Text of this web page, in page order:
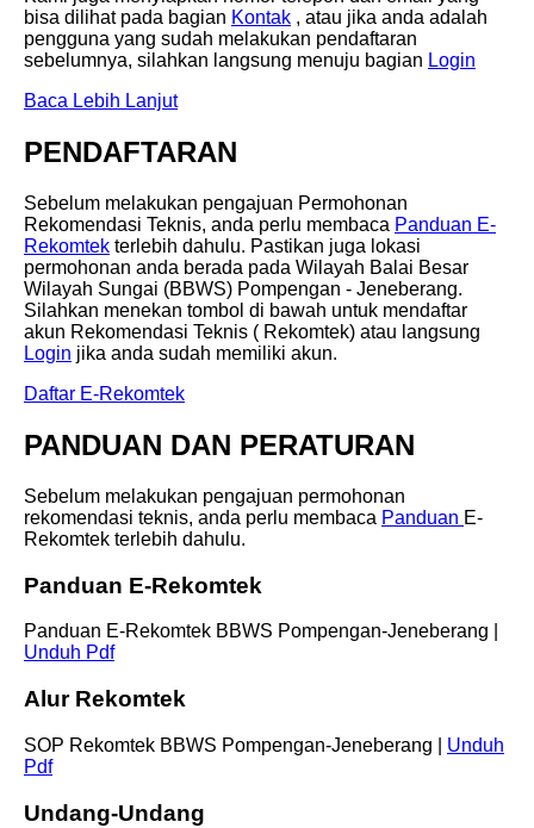
bisa dilihat pada bagian Kontak , atau jika anda adalah
pengguna yang sudah melakukan pendaftaran
sebelumnya, silahkan langsung menuju bagian Login
Baca Lebih Lanjut
PENDAFTARAN
Sebelum melakukan pengajuan Permohonan
Rekomendasi Teknis, anda perlu membaca Panduan E-
Rekomtek terlebih dahulu. Pastikan juga lokasi
permohonan anda berada pada Wilayah Balai Besar
Wilayah Sungai (BBWS) Pompengan - Jeneberang.
Silahkan menekan tombol di bawah untuk mendaftar
akun Rekomendasi Teknis ( Rekomtek) atau langsung
Login jika anda sudah memiliki akun.
Daftar E-Rekomtek
PANDUAN DAN PERATURAN
Sebelum melakukan pengajuan permohonan
rekomendasi teknis, anda perlu membaca Panduan E-
Rekomtek terlebih dahulu.
Panduan E-Rekomtek
Panduan E-Rekomtek BBWS Pompengan-Jeneberang |
Unduh Pdf
Alur Rekomtek
SOP Rekomtek BBWS Pompengan-Jeneberang | Unduh
Pdf
Undang-Undang